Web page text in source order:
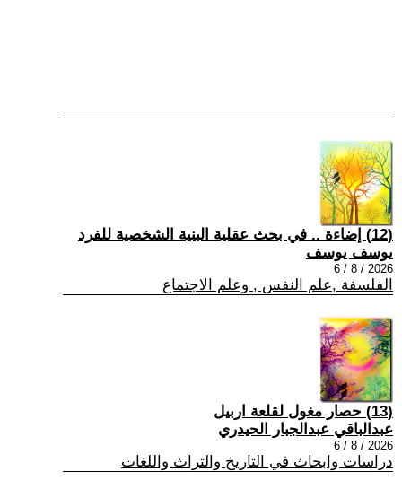
(12) إضاءة .. في بحث عقلية البنية الشخصية للفرد
يوسف يوسف
2026 / 8 / 6
الفلسفة ,علم النفس , وعلم الاجتماع
(13) حصار مغول لقلعة اربيل
عبدالباقي عبدالجبار الحيدري
2026 / 8 / 6
دراسات وابحاث في التاريخ والتراث واللغات